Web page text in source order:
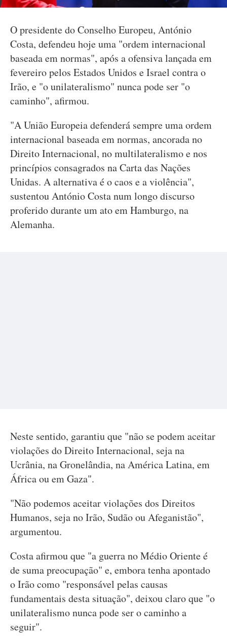
O presidente do Conselho Europeu, António
Costa, defendeu hoje uma "ordem internacional
baseada em normas", após a ofensiva lançada em
fevereiro pelos Estados Unidos e Israel contra o
Irão, e "o unilateralismo" nunca pode ser "o
caminho", afirmou.
"A União Europeia defenderá sempre uma ordem
internacional baseada em normas, ancorada no
Direito Internacional, no multilateralismo e nos
princípios consagrados na Carta das Nações
Unidas. A alternativa é o caos e a violência",
sustentou António Costa num longo discurso
proferido durante um ato em Hamburgo, na
Alemanha.
Neste sentido, garantiu que "não se podem aceitar
violações do Direito Internacional, seja na
Ucrânia, na Gronelândia, na América Latina, em
África ou em Gaza".
"Não podemos aceitar violações dos Direitos
Humanos, seja no Irão, Sudão ou Afeganistão",
argumentou.
Costa afirmou que "a guerra no Médio Oriente é
de suma preocupação" e, embora tenha apontado
o Irão como "responsável pelas causas
fundamentais desta situação", deixou claro que "o
unilateralismo nunca pode ser o caminho a
seguir".